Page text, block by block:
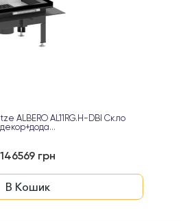
ALBERO AL11RG.H-DBI Cкло
декор+дода...
146569 грн
В Кошик